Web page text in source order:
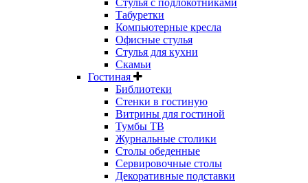
Стулья с подлокотниками
Табуретки
Компьютерные кресла
Офисные стулья
Стулья для кухни
Скамьи
Гостиная
Библиотеки
Стенки в гостиную
Витрины для гостиной
Тумбы ТВ
Журнальные столики
Столы обеденные
Сервировочные столы
Декоративные подставки